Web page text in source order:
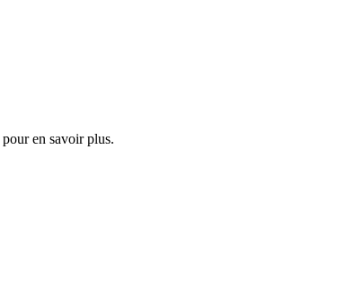
pour en savoir plus.